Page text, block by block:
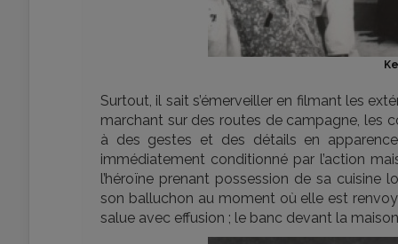
Surtout, il sait s’émerveiller en filmant les
marchant sur des routes de campagne, les
à des gestes et des détails en
immédiatement conditionné par l’action
l’héroïne prenant possession de sa cuisine
son balluchon au moment où elle est
salue avec effusion ; le banc devant la